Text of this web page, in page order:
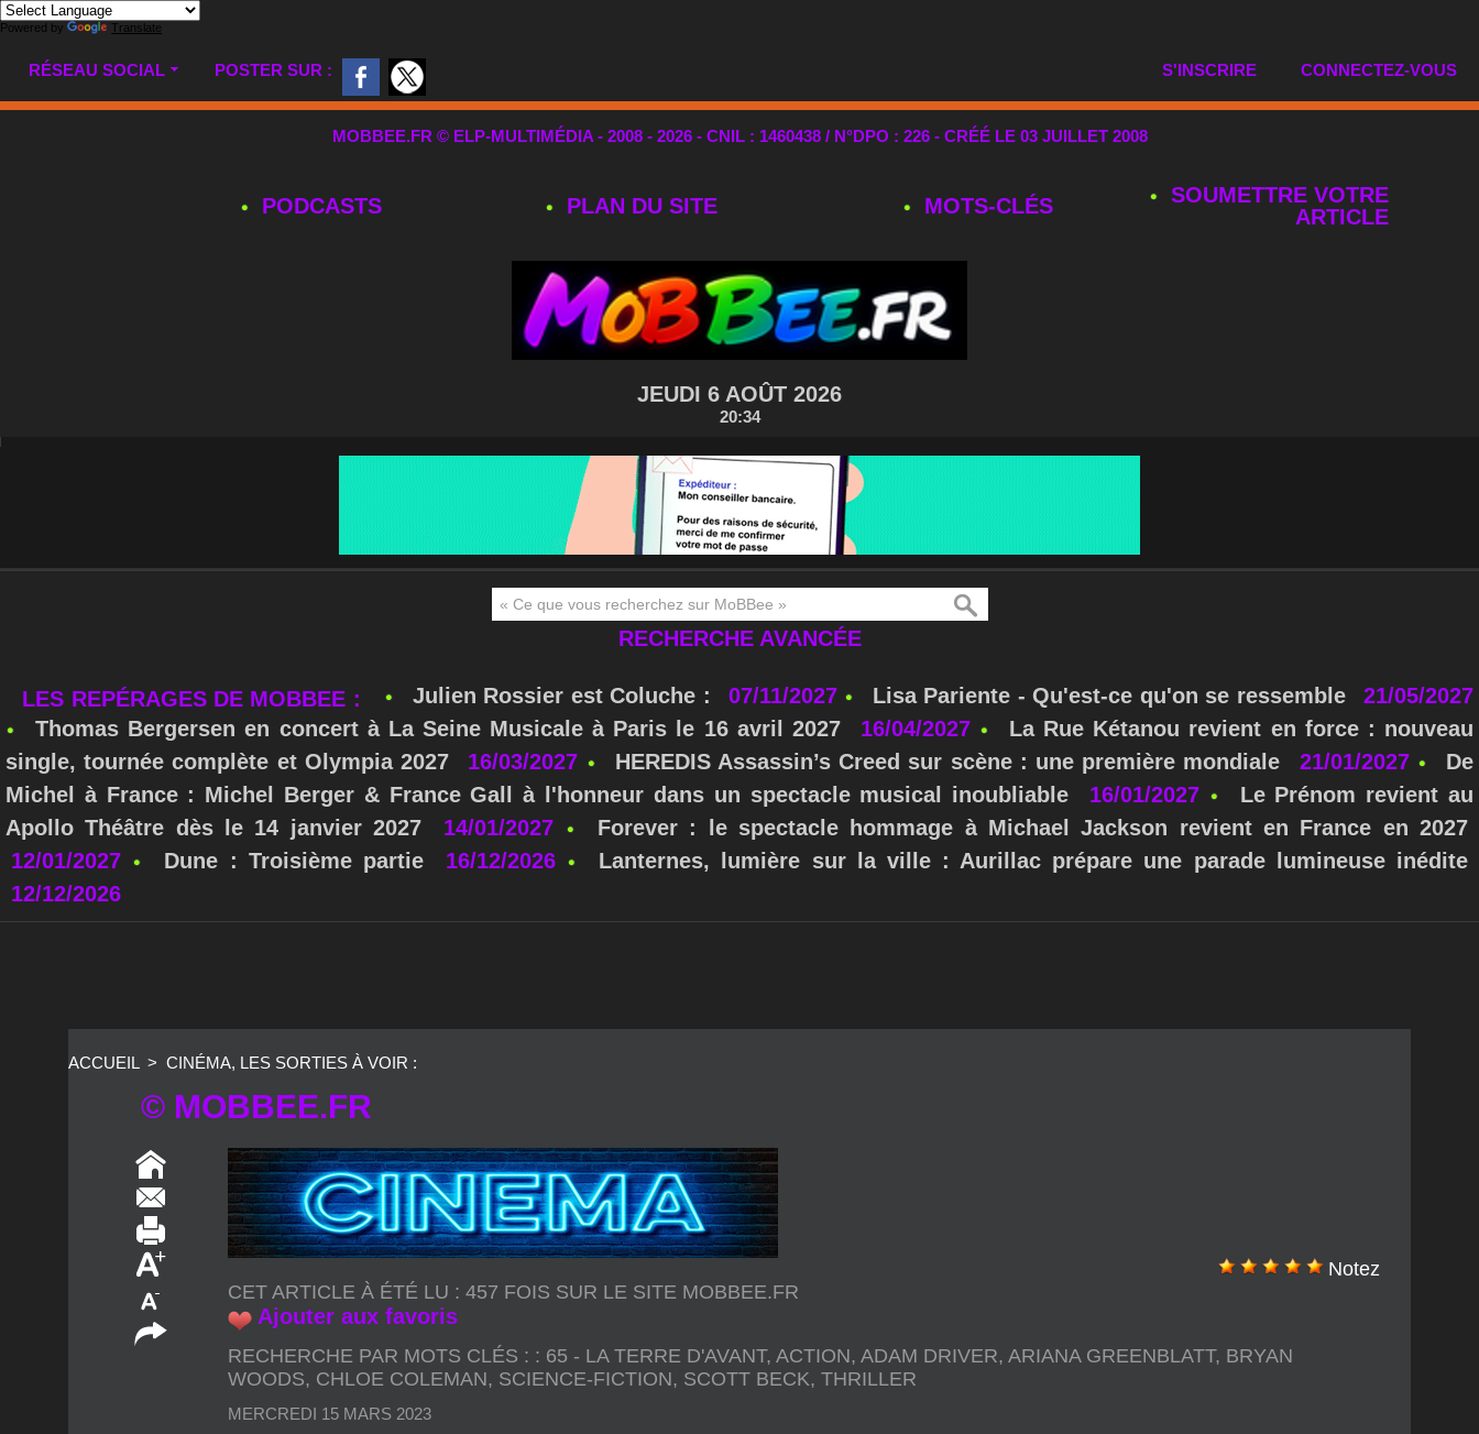
Powered by Translate
RÉSEAU SOCIAL POSTER SUR : CONNECTEZ-VOUS
S'INSCRIRE
MOBBEE.FR © ELP-MULTIMÉDIA - 2008 - 2026 - CNIL : 1460438 / N°DPO : 226 - CRÉÉ LE 03 JUILLET 2008
PODCASTS PLAN DU SITE MOTS‑CLÉS
SOUMETTRE VOTRE
ARTICLE
JEUDI 6 AOÛT 2026
20:34
RECHERCHE AVANCÉE
LES REPÉRAGES DE MOBBEE : Julien Rossier est Coluche : 07/11/2027 Lisa Pariente - Qu'est-ce qu'on se ressemble
21/05/2027
Thomas Bergersen en concert à La Seine Musicale à Paris le 16 avril 2027
16/04/2027
La Rue Kétanou revient en force : nouveau
single, tournée complète et Olympia 2027
16/03/2027 HEREDIS Assassin’s Creed sur scène : une première mondiale 21/01/2027
De
Michel à France : Michel Berger & France Gall à l'honneur dans un spectacle musical inoubliable
16/01/2027
Le Prénom revient au
Apollo Théâtre dès le 14 janvier 2027
14/01/2027
Forever : le spectacle hommage à Michael Jackson revient en France en 2027
12/01/2027
Dune : Troisième partie 16/12/2026
Lanternes, lumière sur la ville : Aurillac prépare une parade lumineuse inédite
12/12/2026
ACCUEIL > CINÉMA, LES SORTIES À VOIR :
© MOBBEE.FR
Notez
CET ARTICLE À ÉTÉ LU : 457 FOIS SUR LE SITE MOBBEE.FR
Ajouter aux favoris
RECHERCHE PAR MOTS CLÉS : : 65 - LA TERRE D'AVANT,ACTION,ADAM DRIVER,ARIANA GREENBLATT, BRYAN
WOODS, CHLOE COLEMAN, SCIENCE-FICTION, SCOTT BECK,THRILLER
MERCREDI 15 MARS 2023